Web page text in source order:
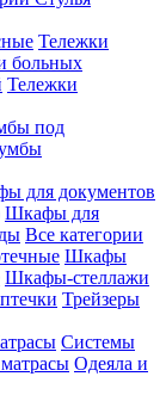
Тележки
больных
Тележки
под
для документов
Шкафы для
Все категории
Шкафы
Шкафы-стеллажи
Трейзеры
Системы
Одеяла и